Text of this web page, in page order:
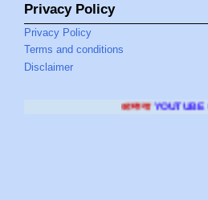
Privacy Policy
Privacy Policy
Terms and conditions
Disclaimer
YOUTUBE CHANNELला भेट